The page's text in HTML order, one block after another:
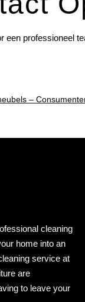
een professioneel
–
cleaning
home into an
service at
are
to leave your